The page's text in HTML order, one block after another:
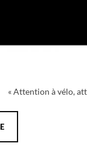
« Attention à vélo,